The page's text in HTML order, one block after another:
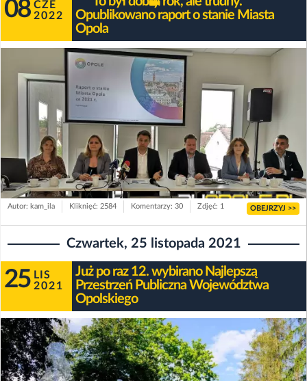
08 CZE
2022
Opublikowano raport o stanie Miasta
Opola
Autor: kam_ila Kliknięć: 2584 Komentarzy: 30 Zdjęć: 1 OBEJRZYJ >>
Czwartek, 25 listopada 2021
25 LIS
2021
Już po raz 12. wybirano Najlepszą
Przestrzeń Publiczna Województwa
Opolskiego